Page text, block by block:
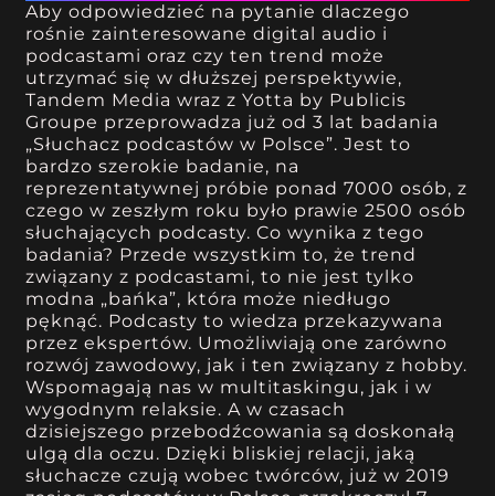
Aby odpowiedzieć na pytanie dlaczego
rośnie zainteresowane digital audio i
podcastami oraz czy ten trend może
utrzymać się w dłuższej perspektywie,
Tandem Media wraz z Yotta by Publicis
Groupe przeprowadza już od 3 lat badania
„Słuchacz podcastów w Polsce”. Jest to
bardzo szerokie badanie, na
reprezentatywnej próbie ponad 7000 osób, z
czego w zeszłym roku było prawie 2500 osób
słuchających podcasty. Co wynika z tego
badania? Przede wszystkim to, że trend
związany z podcastami, to nie jest tylko
modna „bańka”, która może niedługo
pęknąć. Podcasty to wiedza przekazywana
przez ekspertów. Umożliwiają one zarówno
rozwój zawodowy, jak i ten związany z hobby.
Wspomagają nas w multitaskingu, jak i w
wygodnym relaksie. A w czasach
dzisiejszego przebodźcowania są doskonałą
ulgą dla oczu. Dzięki bliskiej relacji, jaką
słuchacze czują wobec twórców, już w 2019